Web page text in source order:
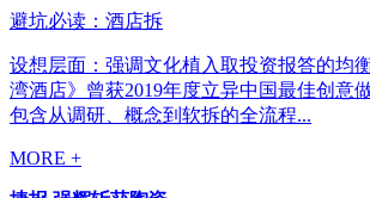
避坑必读：酒店拆
设想层面：强调文化植入取投资报答的均
湾酒店》曾获2019年度立异中国最佳创意
包含从调研、概念到软拆的全流程...
MORE +